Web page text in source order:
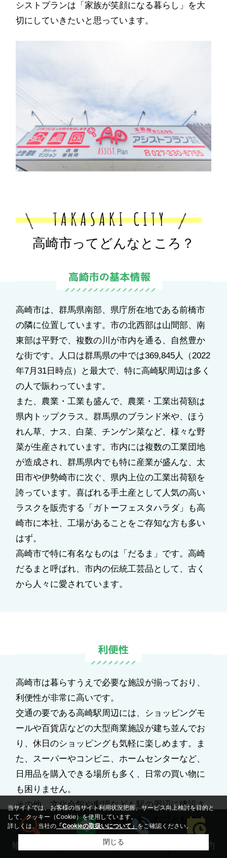
シストプランは「家族が笑顔になる暮らし」を大
切にしていきたいと思っています。
高崎市ってどんなところ？
高崎市は、群馬県南部、県庁所在地である前橋市
の隣に位置しています。市の北西部は山間部、南
東部は平野で、複数の川が市内を通る、自然豊か
な街です。人口は群馬県の中では369,845人（2022
年7月31日時点）と最大で、特に高崎駅周辺は多く
の人で賑わっています。
また、農業・工業も盛んで、農業・工業出荷額は
県内トップクラス。群馬県のブランド米や、ほう
れん草、ナス、白菜、チンゲン菜など、様々な野
菜が生産されています。市内には複数の工業団地
が造成され、群馬県内でも特に産業が盛んな、太
田市や伊勢崎市に次ぐ、県内上位の工業出荷額を
誇っています。喜ばれる手土産として人気の高い
ラスクを販売する「ガトーフェスタハラダ」も高
崎市に本社、工場があることをご存知な方も多い
はず。
高崎市で特に有名なものは「だるま」です。高崎
だるまと呼ばれ、市内の伝統工芸品として、古く
から人々に愛されています。
高崎市は暮らすうえで必要な施設が揃っており、
利便性が非常に高いです。
交通の要である高崎駅周辺には、ショッピングモ
ールや百貨店などの大型商業施設が建ち並んでお
り、休日のショッピングも気軽に楽しめます。ま
た、スーパーやコンビニ、ホームセンターなど、
日用品を購入できる場所も多く、日常の買い物に
も困りません。
その他、文化会館や劇場なども駅の周辺に建設さ
れているため、文化的な趣味を楽しむこともでき
ます。
物件検索 LINEする 来店予約
当サイトでは、お客様の当サイト利用状況把握、サービス向上検討を目的と
して、クッキー（Cookie）を使用しています。
詳しくは、当社の 「Cookieの取扱いについて」をご確認ください。
閉じる